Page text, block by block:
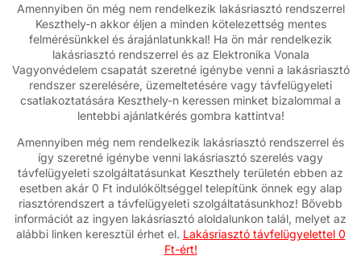
Amennyiben ön még nem rendelkezik lakásriasztó rendszerrel
Keszthely-n akkor éljen a minden kötelezettség mentes
felmérésünkkel és árajánlatunkkal! Ha ön már rendelkezik
lakásriasztó rendszerrel és az Elektronika Vonala
Vagyonvédelem csapatát szeretné igénybe venni a lakásriasztó
rendszer szerelésére, üzemeltetésére vagy távfelügyeleti
csatlakoztatására Keszthely-n keressen minket bizalommal a
lentebbi ajánlatkérés gombra kattintva!
Amennyiben még nem rendelkezik lakásriasztó rendszerrel és
így szeretné igénybe venni lakásriasztó szerelés vagy
távfelügyeleti szolgáltatásunkat Keszthely területén ebben az
esetben akár 0 Ft indulóköltséggel telepítünk önnek egy alap
riasztórendszert a távfelügyeleti szolgáltatásunkhoz! Bővebb
információt az ingyen lakásriasztó aloldalunkon talál, melyet az
alábbi linken keresztül érhet el. Lakásriasztó távfelügyelettel 0
Ft-ért!